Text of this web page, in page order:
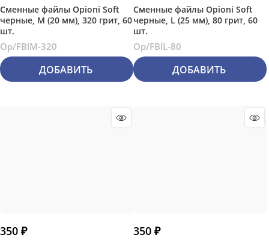
Сменные файлы Opioni Soft
черные, М (20 мм), 320 грит, 60
шт.
Op/FBlM-320
ДОБАВИТЬ
Сменные файлы Opioni Soft
черные, L (25 мм), 80 грит, 60
шт.
Op/FBlL-80
ДОБАВИТЬ
350 ₽ 350 ₽